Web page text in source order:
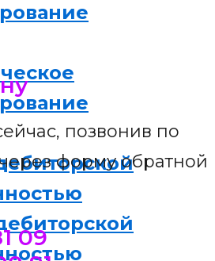
позвонив по
форму обратной
09